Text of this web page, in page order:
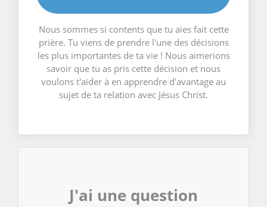
Nous sommes si contents que tu aies fait cette
prière. Tu viens de prendre l'une des décisions
les plus importantes de ta vie ! Nous aimerions
savoir que tu as pris cette décision et nous
voulons t'aider à en apprendre d'avantage au
sujet de ta relation avec Jésus Christ.
J'ai une question